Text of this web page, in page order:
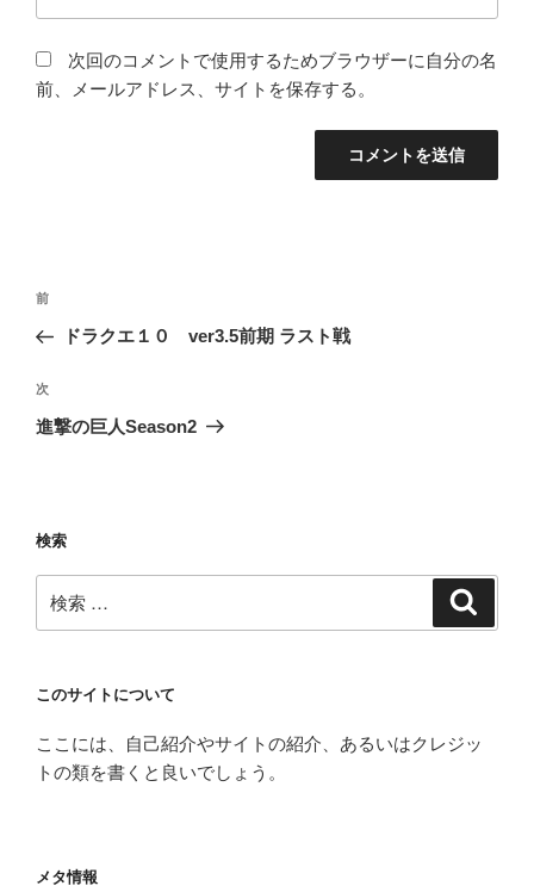
次回のコメントで使用するためブラウザーに自分の名
前、メールアドレス、サイトを保存する。
投
ナ
ビ
ゲ
ン
過
去
投
稿
前
ドラクエ１０ ver3.5前期 ラスト戦
次
の
次
進撃の巨人Season2
検索
索:
このサイトについて
ここには、自己紹介やサイトの紹介、あるいはクレジッ
トの類を書くと良いでしょう。
メタ情報